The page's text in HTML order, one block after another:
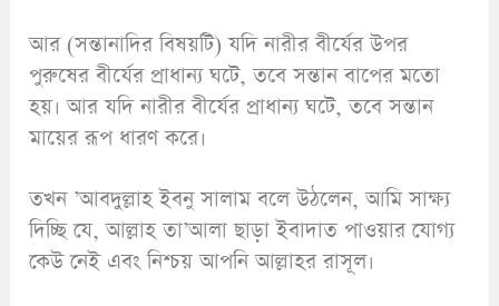
আর (সন্তানাদির বিষয়টি) যদি নারীর বীর্যের উপর
পুরুষের বীর্যের প্রাধান্য ঘটে, তবে সন্তান বাপের মতো
হয়। আর যদি নারীর বীর্যের প্রাধান্য ঘটে, তবে সন্তান
মায়ের রূপ ধারণ করে।
তখন ’আবদুল্লাহ ইবনু সালাম বলে উঠলেন, আমি সাক্ষ্য
দিচ্ছি যে, আল্লাহ তা’আলা ছাড়া ইবাদাত পাওয়ার যোগ্য
কেউ নেই এবং নিশ্চয় আপনি আল্লাহর রাসূল।